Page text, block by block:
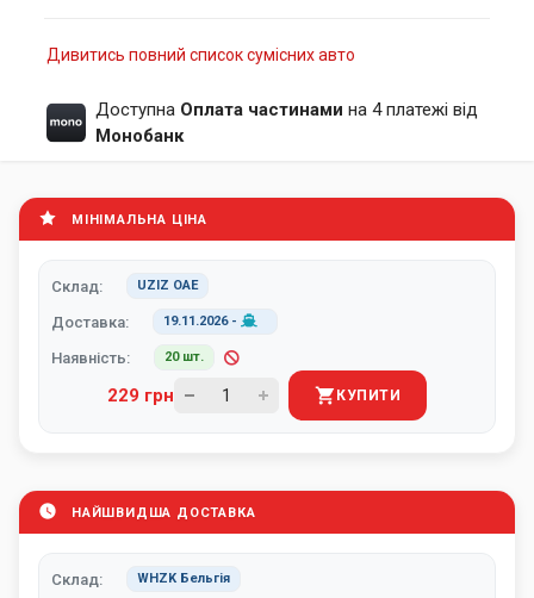
Дивитись повний список сумісних авто
Доступна Оплата частинами на 4 платежі від
Монобанк
МІНІМАЛЬНА ЦІНА
Склад: UZIZ ОАЕ
Доставка: 19.11.2026-
Наявність: 20 шт.
229 грн КУПИТИ
НАЙШВИДША ДОСТАВКА
Склад: WHZK Бельгія